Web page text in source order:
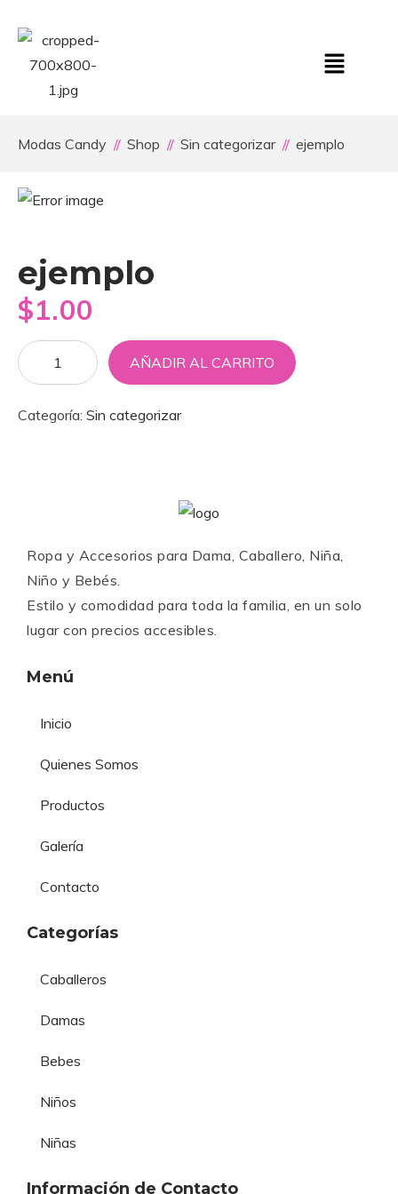
Modas Candy Shop Sin categorizar ejemplo
ejemplo
$1.00
AÑADIR AL CARRITO
Categoría: Sin categorizar
Ropa y Accesorios para Dama, Caballero, Niña,
Niño y Bebés.
Estilo y comodidad para toda la familia, en un solo
lugar con precios accesibles.
Menú
Inicio
Quienes Somos
Productos
Galería
Contacto
Categorías
Caballeros
Damas
Bebes
Niños
Niñas
Información de Contacto